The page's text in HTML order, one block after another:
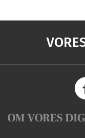
OM VORES